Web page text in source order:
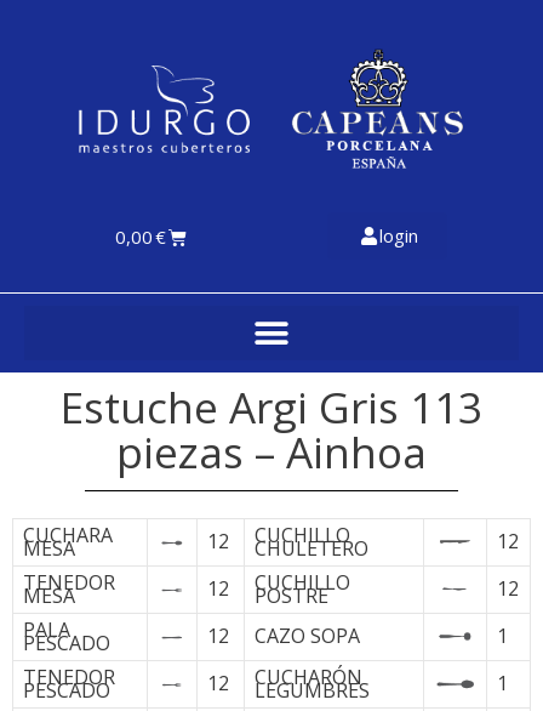
0,00€ login
Estuche Argi Gris 113
piezas – Ainhoa
CUCHARA
MESA 12 CUCHILLO
CHULETERO
12
TENEDOR
MESA 12 CUCHILLO
POSTRE
12
PALA
PESCADO 12 CAZO SOPA
1
TENEDOR
PESCADO 12 CUCHARÓN
LEGUMBRES
1